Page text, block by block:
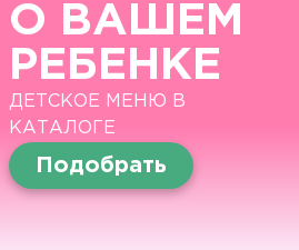
О ВАШЕМ
РЕБЕНКЕ
ДЕТСКОЕ МЕНЮ В
КАТАЛОГЕ
Подобрать